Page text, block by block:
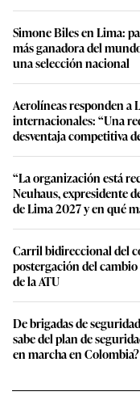
Simone Biles en Lima:
más ganadora del
una selección nacional
Aerolíneas responden a
internacionales: “Una
desventaja competitiva
“La organización está
Neuhaus, expresidente
de Lima 2027 y en qué
Carril bidireccional del
postergación del
de la ATU
De brigadas de
sabe del plan de
en marcha en Colombia?